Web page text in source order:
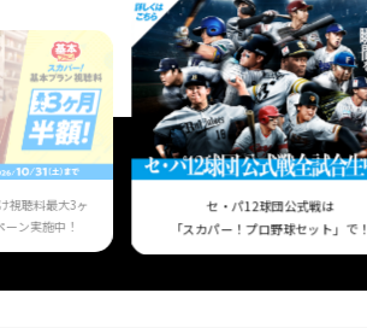
視聴料最大3ヶ
ン実施中！
セ・パ12球団公式戦は
「スカパー！プロ野球セット」で！